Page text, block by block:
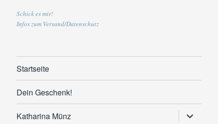
Schick es mir!
Infos zum Versand/Datenschutz
Startseite
Dein Geschenk!
Katharina Münz anzeigen